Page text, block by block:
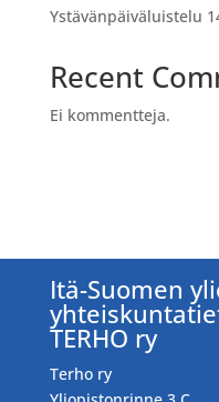
Ystävänpäiväluistelu
Recent
Ei kommentteja.
Itä-Suomen
TERHO ry
Terho ry